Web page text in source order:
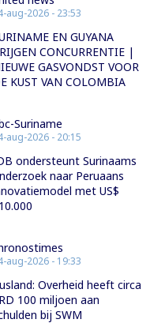
aug-2026 - 23:53
EN GUYANA
CONCURRENTIE |
GASVONDST VOOR
KUST VAN COLOMBIA
Suriname
aug-2026 - 20:15
ondersteunt Surinaams
naar Peruaans
met US$
aug-2026 - 19:33
Overheid heeft circa
100 miljoen aan
bij SWM